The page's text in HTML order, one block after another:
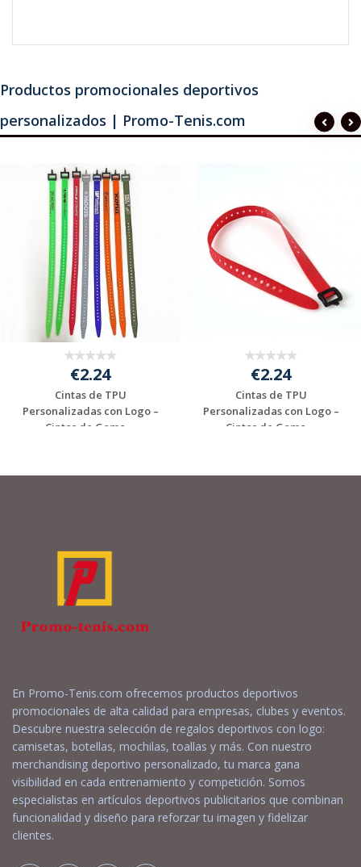
Productos promocionales deportivos
personalizados | Promo-Tenis.com
€2.24
Cintas de TPU
Personalizadas con Logo –
Cintas de Goma ...
€2.24
Cintas de TPU
Personalizadas con Logo –
Cintas de Goma ...
En Promo-Tenis.com ofrecemos productos deportivos
promocionales de alta calidad para empresas, clubes y eventos.
Descubre nuestra selección de regalos deportivos con logo:
camisetas, botellas, mochilas, toallas y más. Con nuestro
merchandising deportivo personalizado, tu marca gana
visibilidad en cada entrenamiento y competición. Somos
especialistas en artículos deportivos publicitarios que combinan
funcionalidad y diseño para reforzar tu imagen y fidelizar
clientes.